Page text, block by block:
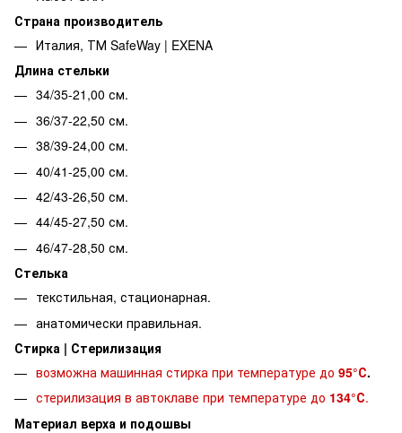
Страна производитель
Италия, ТМ SafeWay | EXENA
Длина стельки
34/35-21,00 см.
36/37-22,50 см.
38/39-24,00 см.
40/41-25,00 см.
42/43-26,50 см.
44/45-27,50 см.
46/47-28,50 см.
Стелька
текстильная, стационарная.
анатомически правильная.
Стирка | Стерилизация
возможна машинная стирка при температуре до 95°С.
стерилизация в автоклаве при температуре до 134°С.
Материал верха и подошвы